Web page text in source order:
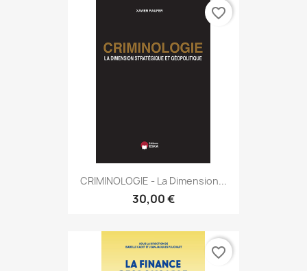
CRIMINOLOGIE - La Dimension...
30,00 €
favorite_border
favorite_border